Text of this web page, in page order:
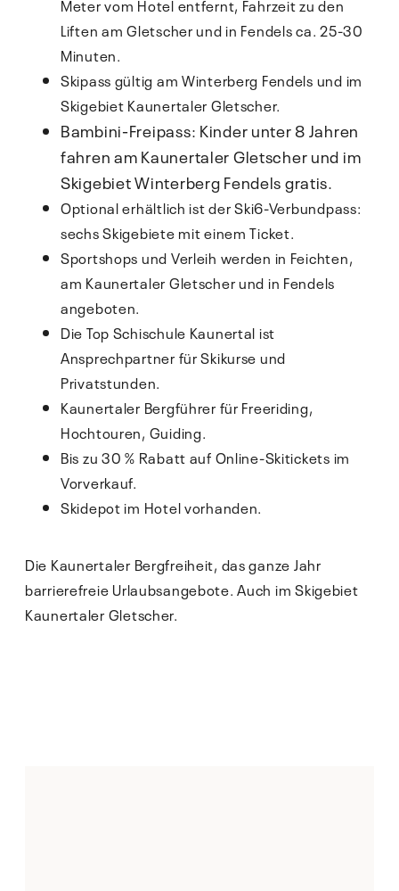
Meter vom Hotel entfernt, Fahrzeit zu den
Liften am Gletscher und in Fendels ca. 25-30
Minuten.
Skipass gültig am Winterberg Fendels und im
Skigebiet Kaunertaler Gletscher.
Bambini-Freipass: Kinder unter 8 Jahren
fahren am Kaunertaler Gletscher und im
Skigebiet Winterberg Fendels gratis.
Optional erhältlich ist der Ski6-Verbundpass:
sechs Skigebiete mit einem Ticket.
Sportshops und Verleih werden in Feichten,
am Kaunertaler Gletscher und in Fendels
angeboten.
Die Top Schischule Kaunertal ist
Ansprechpartner für Skikurse und
Privatstunden.
Kaunertaler Bergführer für Freeriding,
Hochtouren, Guiding.
Bis zu 30 % Rabatt auf Online-Skitickets im
Vorverkauf.
Skidepot im Hotel vorhanden.
Die Kaunertaler Bergfreiheit, das ganze Jahr
barrierefreie Urlaubsangebote. Auch im Skigebiet
Kaunertaler Gletscher.